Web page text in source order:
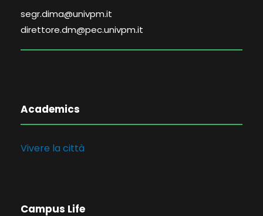
segr.dima@univpm.it
direttore.dm@pec.univpm.it
Academics
Vivere la città
Campus Life